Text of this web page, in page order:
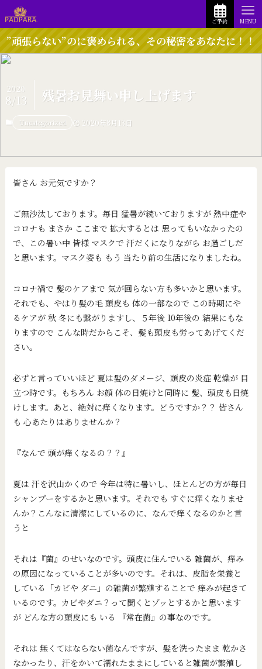
ご予約 MENU
”頑張らない”のに褒められる、その秘密をあなたに！！
残暑お見舞い申し上げます
2020
8/13
Uncategorized 2020年8月13日
皆さん お元気ですか？
ご無沙汰しております。毎日 猛暑が続いておりますが 熱中症や
コロナも まさか ここまで 拡大するとは 思ってもいなかったの
で、この暑い中 皆様 マスクで 汗だくになりながら お過ごしだ
と思います。マスク姿も もう 当たり前の生活になりましたね。
コロナ禍で 髪のケアまで 気が回らない方も多いかと思います。
それでも、やはり髪の毛 頭皮も 体の一部なので この時期にや
るケアが 秋 冬にも繋がりますし、５年後 10年後の 結果にもな
りますので こんな時だからこそ、髪も頭皮も労ってあげてくだ
さい。
必ずと言っていいほど 夏は髪のダメージ、頭皮の炎症 乾燥が 目
立つ時です。もちろん お顔 体の日焼けと同時に 髪、頭皮も日焼
けします。あと、絶対に痒くなります。どうですか？？ 皆さん
も 心あたりはありませんか？
『なんで 頭が痒くなるの？？』
夏は 汗を沢山かくので 今年は特に暑いし、ほとんどの方が毎日
シャンプーをするかと思います。それでも すぐに痒くなりませ
んか？こんなに清潔にしているのに、なんで痒くなるのかと言
うと
それは『菌』のせいなのです。頭皮に住んでいる 雑菌が、痒み
の原因になっていることが多いのです。それは、皮脂を栄養と
している「カビや ダニ」の雑菌が繁殖することで 痒みが起きて
いるのです。カビやダニ？って聞くとゾッとするかと思います
が どんな方の頭皮にも いる 『常在菌』の事なのです。
それは 無くてはならない菌なんですが、髪を洗ったまま 乾かさ
なかったり、汗をかいて濡れたままにしていると雑菌が繁殖し